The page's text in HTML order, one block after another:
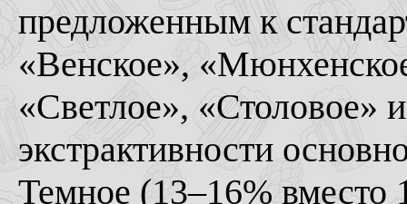
предложенным к
«Венское»,
«Светлое», «Столовое»
экстрактивности
Темное (13–16% вместо